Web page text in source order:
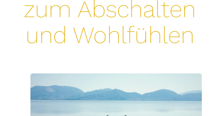
zum Abschalten
und Wohlfühlen